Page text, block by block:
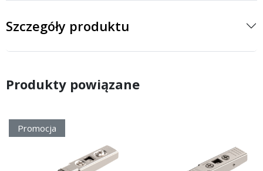
Szczegóły produktu
Produkty powiązane
Promocja